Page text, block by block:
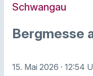
Schwangau
Bergmesse
15. Mai 2026 · 12:54